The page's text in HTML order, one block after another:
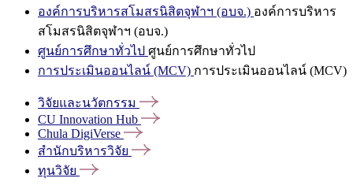
องค์การบริหารสโมสรนิสิตจุฬาฯ (อบจ.) องค์การบริหาร
สโมสรนิสิตจุฬาฯ (อบจ.)
ศูนย์การศึกษาทั่วไป ศูนย์การศึกษาทั่วไป
การประเมินออนไลน์ (MCV) การประเมินออนไลน์ (MCV)
วิจัยและนวัตกรรม
CU Innovation Hub
Chula DigiVerse
สำนักบริหารวิจัย
ทุนวิจัย